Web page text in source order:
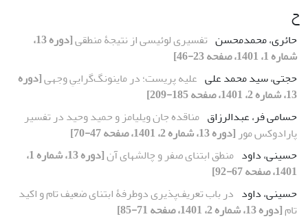
ح
حائری، محمدمحسن تفسیری لوئیسی از نتیجۀ منطقی
[دوره 13،
شماره 1، 1401، صفحه 23-46]
حجتی، سید محمد علی علیه پریست؛ در ماینونگ‌گراییِ وجهی[دوره
13، شماره 2، 1401، صفحه 185-209]
حسامی فر، عبدالرزاق مناقده جان ویلیامز و حمید وحید در تفسیر
پارادوکس مور [دوره 13، شماره 2، 1401، صفحه 47-70]
حسینی، داود منطق ابتنای صفر و چالشهای آن
[دوره 13، شماره 1،
1401، صفحه 67-92]
حسینی، داود در باب تعریف‌پذیری دوطرفۀ ابتنای ضعیف تام و اکید
تام[دوره 13، شماره 2، 1401، صفحه 71-85]